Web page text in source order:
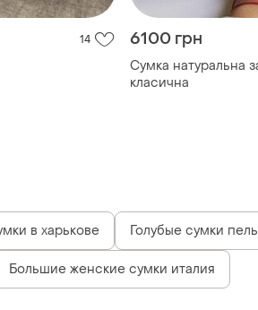
14 6100 грн
Сумка натуральна
класична
в харькове Голубые сумки
Большие женские сумки италия